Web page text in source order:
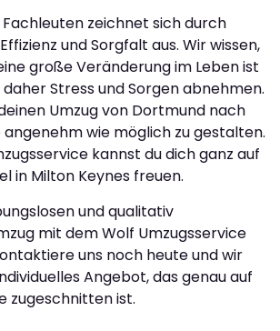
zeichnet sich durch
und Sorgfalt aus. Wir wissen,
große Veränderung im Leben ist
Stress und Sorgen abnehmen.
Umzug von Dortmund nach
angenehm wie möglich zu gestalten.
kannst du dich ganz auf
in Milton Keynes freuen.
und qualitativ
mit dem Wolf Umzugsservice
uns noch heute und wir
Angebot, das genau auf
zugeschnitten ist.